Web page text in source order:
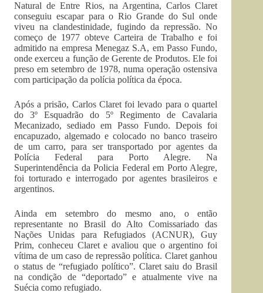
Natural de Entre Rios, na Argentina, Carlos Claret
conseguiu escapar para o Rio Grande do Sul onde
viveu na clandestinidade, fugindo da repressão. No
começo de 1977 obteve Carteira de Trabalho e foi
admitido na empresa Menegaz S.A, em Passo Fundo,
onde exerceu a função de Gerente de Produtos. Ele foi
preso em setembro de 1978, numa operação ostensiva
com participação da polícia política da época.
Após a prisão, Carlos Claret foi levado para o quartel
do 3º Esquadrão do 5º Regimento de Cavalaria
Mecanizado, sediado em Passo Fundo. Depois foi
encapuzado, algemado e colocado no banco traseiro
de um carro, para ser transportado por agentes da
Polícia Federal para Porto Alegre. Na
Superintendência da Policia Federal em Porto Alegre,
foi torturado e interrogado por agentes brasileiros e
argentinos.
Ainda em setembro do mesmo ano, o então
representante no Brasil do Alto Comissariado das
Nações Unidas para Refugiados (ACNUR), Guy
Prim, conheceu Claret e avaliou que o argentino foi
vítima de um caso de repressão política. Claret ganhou
o status de “refugiado político”. Claret saiu do Brasil
na condição de “deportado” e atualmente vive na
Suécia como refugiado.